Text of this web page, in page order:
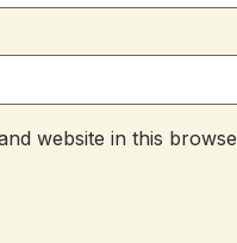
website in this